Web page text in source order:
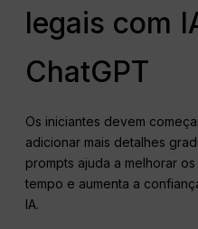
legais com
ChatGPT
Os iniciantes devem
adicionar mais detalhes
prompts ajuda a melhorar
tempo e aumenta a
IA.